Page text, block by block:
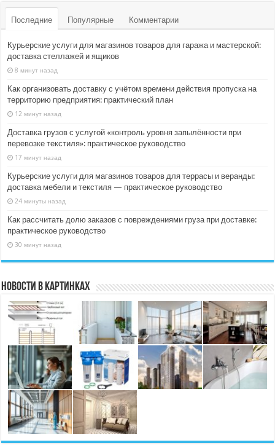
Последние Популярные Комментарии
Курьерские услуги для магазинов товаров для гаража и мастерской:
доставка стеллажей и ящиков
8 минут назад
Как организовать доставку с учётом времени действия пропуска на
территорию предприятия: практический план
12 минут назад
Доставка грузов с услугой «контроль уровня запылённости при
перевозке текстиля»: практическое руководство
17 минут назад
Курьерские услуги для магазинов товаров для террасы и веранды:
доставка мебели и текстиля — практическое руководство
24 минуты назад
Как рассчитать долю заказов с повреждениями груза при доставке:
практическое руководство
30 минут назад
Новости в картинках